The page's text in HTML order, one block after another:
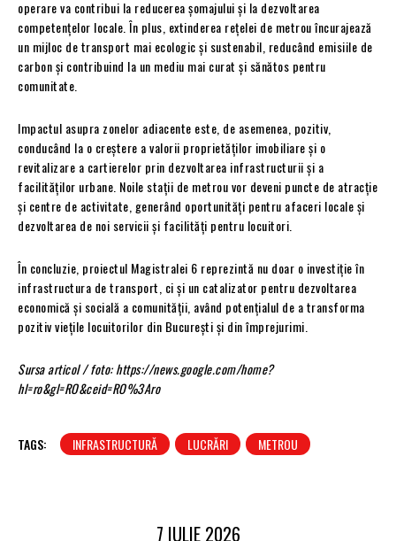
operare va contribui la reducerea șomajului și la dezvoltarea
competențelor locale. În plus, extinderea rețelei de metrou încurajează
un mijloc de transport mai ecologic și sustenabil, reducând emisiile de
carbon și contribuind la un mediu mai curat și sănătos pentru
comunitate.
Impactul asupra zonelor adiacente este, de asemenea, pozitiv,
conducând la o creștere a valorii proprietăților imobiliare și o
revitalizare a cartierelor prin dezvoltarea infrastructurii și a
facilităților urbane. Noile stații de metrou vor deveni puncte de atracție
și centre de activitate, generând oportunități pentru afaceri locale și
dezvoltarea de noi servicii și facilități pentru locuitori.
În concluzie, proiectul Magistralei 6 reprezintă nu doar o investiție în
infrastructura de transport, ci și un catalizator pentru dezvoltarea
economică și socială a comunității, având potențialul de a transforma
pozitiv viețile locuitorilor din București și din împrejurimi.
Sursa articol / foto: https://news.google.com/home?
hl=ro&gl=RO&ceid=RO%3Aro
TAGS: INFRASTRUCTURĂ LUCRĂRI METROU
7 IULIE 2026